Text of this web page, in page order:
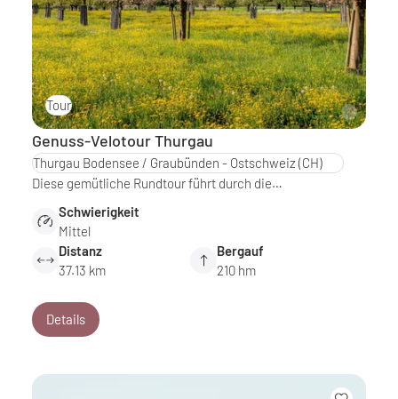
Tour
Genuss-Velotour Thurgau
Thurgau Bodensee / Graubünden - Ostschweiz (CH)
Diese gemütliche Rundtour führt durch die…
Schwierigkeit
Mittel
Distanz
37.13 km
Bergauf
210 hm
Details